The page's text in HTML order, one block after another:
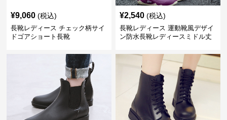
¥9,060 (税込)
長靴レディース チェック柄サイ
ドゴアショート長靴
¥2,540 (税込)
長靴レディース 運動靴風デザイ
ン防水長靴レディースミドル丈